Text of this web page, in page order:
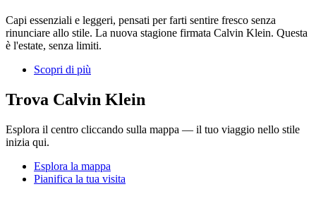
Capi essenziali e leggeri, pensati per farti sentire fresco senza
rinunciare allo stile. La nuova stagione firmata Calvin Klein. Questa
è l'estate, senza limiti.
Scopri di più
Trova Calvin Klein
Esplora il centro cliccando sulla mappa — il tuo viaggio nello stile
inizia qui.
Esplora la mappa
Pianifica la tua visita